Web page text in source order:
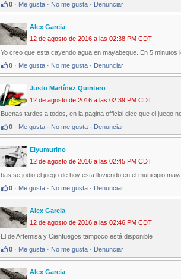
0 · Me gusta · No me gusta · Denunciar
Alex Garcia
12 de agosto de 2016 a las 02:38 PM CDT
Yo creo que esta cayendo agua en mayabeque. En 5 minutos
0 · Me gusta · No me gusta · Denunciar
Justo Martínez Quintero
12 de agosto de 2016 a las 02:39 PM CDT
Buenas tardes a todos, en la pagina official dice que el juego
0 · Me gusta · No me gusta · Denunciar
Elyumurino
12 de agosto de 2016 a las 02:45 PM CDT
bas se jodio el juego de hoy esta lloviendo en el municipio
0 · Me gusta · No me gusta · Denunciar
Alex Garcia
12 de agosto de 2016 a las 02:46 PM CDT
El de Artemisa y Cienfuegos tampoco está disponible
0 · Me gusta · No me gusta · Denunciar
Alex Garcia